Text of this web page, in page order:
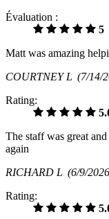
Évaluation :
5
Matt was amazing
COURTNEY L (7/14/
Rating:
The staff was great
again
RICHARD L (6/9/
Rating: